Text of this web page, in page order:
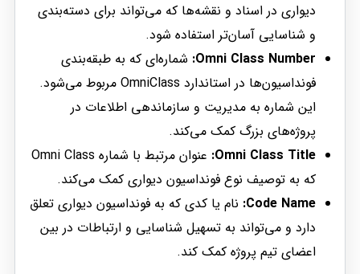
دیواری در اسناد و نقشه‌ها که می‌تواند برای دسته‌بندی
و شناسایی آسان‌تر استفاده شود.
Omni Class Number: شماره‌ای که به طبقه‌بندی
فونداسیون‌ها در استاندارد OmniClass مربوط می‌شود.
این شماره به مدیریت و سازماندهی اطلاعات در
پروژه‌های بزرگ کمک می‌کند.
Omni Class Title:
عنوان مرتبط با شماره Omni Class
که به توصیف نوع فونداسیون دیواری کمک می‌کند.
Code Name: نام یا کدی که به فونداسیون دیواری تعلق
دارد و می‌تواند به تسهیل شناسایی و ارتباطات در بین
اعضای تیم پروژه کمک کند.